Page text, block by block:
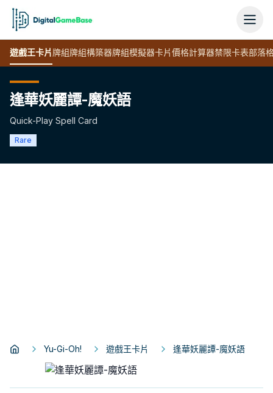
遊戲王卡片牌組牌組構築器牌組模擬器卡片價格計算器禁限卡表部落
逢華妖麗譚-魔妖語
Quick-Play Spell Card
Rare
Yu-Gi-Oh! 遊戲王卡片 逢華妖麗譚-魔妖語